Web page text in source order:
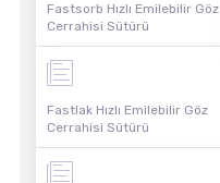
Fastsorb Hızlı Emilebilir Göz
Cerrahisi Sütürü
Fastlak Hızlı Emilebilir Göz
Cerrahisi Sütürü